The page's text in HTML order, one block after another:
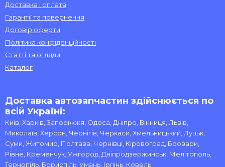
Доставка і оплата
Гарантії та повернення
Договір оферти
Політика конфіденційності
Статті та огляди
Каталог
Доставка автозапчастин здійснюється по
всій Україні:
Київ, Харків, Запоріжжя, Одеса, Дніпро, Вінниця, Львів,
Миколаїв, Херсон, Чернігів, Черкаси, Хмельницький, Луцьк,
Суми, Житомир, Полтава, Чернівці, Кіровоград, Бровари,
Рівне, Кременчук, Ужгород, Дніпродзержинськ, Мелітополь,
Тернопіль, Бориспіль, Умань, Ірпінь, Ковель